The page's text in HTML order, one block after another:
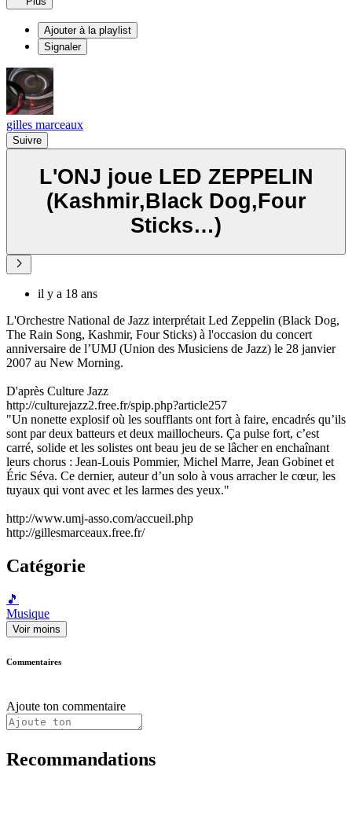
Ajouter à la playlist
Signaler
gilles marceaux
Suivre
L'ONJ joue LED ZEPPELIN
(Kashmir,Black Dog,Four
Sticks…)
il y a 18 ans
L'Orchestre National de Jazz interprétait Led Zeppelin (Black Dog,
The Rain Song, Kashmir, Four Sticks) à l'occasion du concert
anniversaire de l’UMJ (Union des Musiciens de Jazz) le 28 janvier
2007 au New Morning.
D'après Culture Jazz
http://culturejazz2.free.fr/spip.php?article257
"Un nonette explosif où les soufflants ont fort à faire, encadrés qu’ils
sont par deux batteurs et deux maillocheurs. Ça pulse fort, c’est
carré, solide et les solistes ont beau jeu de se lâcher en enchaînant
leurs chorus : Jean-Louis Pommier, Michel Marre, Jean Gobinet et
Éric Séva. Ce dernier, auteur d’un solo à vous arracher le cœur, les
tuyaux qui vont avec et les larmes des yeux."
http://www.umj-asso.com/accueil.php
http://gillesmarceaux.free.fr/
Catégorie
🎵
Musique
Voir moins
Commentaires
Ajoute ton commentaire
Recommandations